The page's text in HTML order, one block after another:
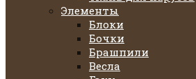
Элементы
Блоки
Бочки
Брашпили
Весла